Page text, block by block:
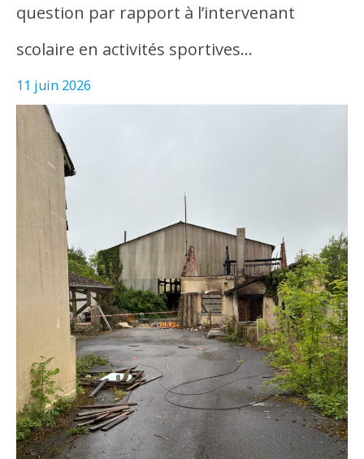
question par rapport à l’intervenant
scolaire en activités sportives…
11 juin 2026